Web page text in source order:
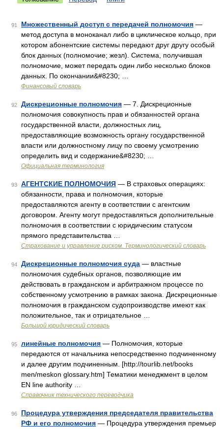
91 Множественный доступ с передачей полномочия —
метод доступа в моноканал либо в циклическое кольцо, при
котором абонентские системы передают друг другу особый
блок данных (полномочие; жезл). Система, получившая
полномочие, может передать один либо несколько блоков
данных. По окончании&#8230; …
Финансовый словарь
92 Дискреционные полномочия — 7. Дискреционные
полномочия совокупность прав и обязанностей органа
государственной власти, должностных лиц,
предоставляющие возможность органу государственной
власти или должностному лицу по своему усмотрению
определить вид и содержание&#8230; …
Официальная терминология
93 АГЕНТСКИЕ ПОЛНОМОЧИЯ — В страховых операциях:
обязанности, права и полномочия, которые
предоставляются агенту в соответствии с агентским
договором. Агенту могут предоставляться дополнительные
полномочия в соответствии с юридическим статусом
прямого представительства …
Страхование и управление риском. Терминологический словарь
94 Дискреционные полномочия суда — властные
полномочия судебных органов, позволяющие им
действовать в гражданском и арбитражном процессе по
собственному усмотрению в рамках закона. Дискреционные
полномочия в гражданском судопроизводстве имеют как
положительное, так и отрицательное …
Большой юридический словарь
95 линейные полномочия — Полномочия, которые
передаются от начальника непосредственно подчиненному
и далее другим подчиненным. [http://tourlib.net/books
men/meskon glossary.htm] Тематики менеджмент в целом
EN line authority …
Справочник технического переводчика
96
Процедура утверждения председателя правительства
РФ и его полномочия — Процедура утверждения премьер